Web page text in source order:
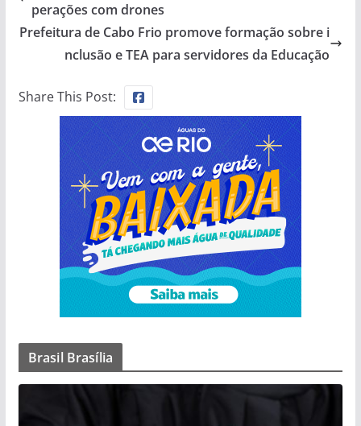
perações com drones
Prefeitura de Cabo Frio promove formação sobre i
nclusão e TEA para servidores da Educação
Share This Post:
Brasil Brasília